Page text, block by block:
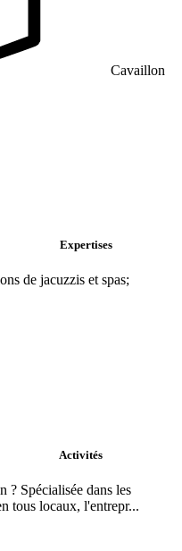
Cavaillon
Expertises
de jacuzzis et spas;
Activités
? Spécialisée dans les
tous locaux, l'entrepr...